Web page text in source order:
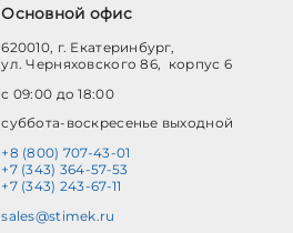
Основной офис
620010, г. Екатеринбург,
ул. Черняховского 86, корпус 6
с 09:00 до 18:00
суббота-воскресенье выходной
+8 (800) 707-43-01
+7 (343) 364-57-53
+7 (343) 243-67-11
sales@stimek.ru